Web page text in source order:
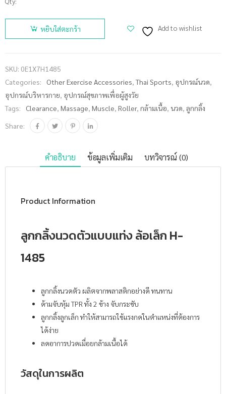
จำนวน
THAISPORTS
ลูกกลิ้งนวด
H-1485 ชิ้น
หยิบใส่ตะกร้า Add to wishlist
SKU: 0E1X7H1485
Categories:
Other Exercise Accessories,Thai Sports, อุปกรณ์นวด,
อุปกรณ์บริหารกาย, อุปกรณ์สุขภาพเพื่อผู้สูงวัย
Tags:
Clearance, Massage, Muscle, Roller, กล้ามเนื้อ, นวด, ลูกกลิ้ง
Share:
คำอธิบาย ข้อมูลเพิ่มเติม บทวิจารณ์ (0)
Product Information
ลูกกลิ้งนวดตัวแบบแท่ง ล้อเล็ก H-
1485
ลูกกลิ้งนวดตัว ผลิตจากพลาสติกอย่างดี ทนทาน
ด้ามจับหุ้ม TPR ทั้ง 2 ข้าง จับกระชับ
ลูกกลิ้งลูกเล็ก ทำให้สามารถใช้แรงกดในตำแหน่งที่ต้องการ
ได้ง่าย
ลดอาการปวดเมื่อยกล้ามเนื้อได้
วัสดุในการผลิต